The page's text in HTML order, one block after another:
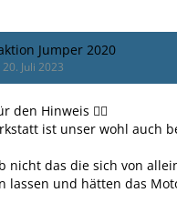
Jumper 2020
20. Juli 2023
den Hinweis 👍🏻
ist unser wohl auch
nicht das die sich von
lassen und hätten das